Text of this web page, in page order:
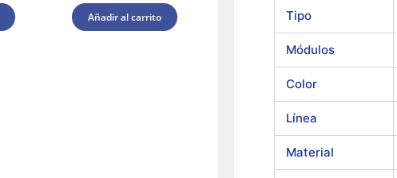
Añadir al carrito Añadir al carrito
Tipo
Módulos
Color
Línea
Material